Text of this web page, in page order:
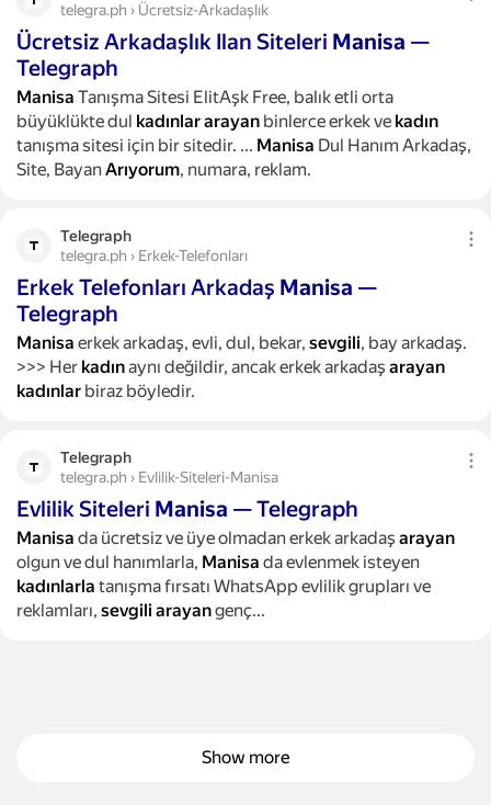
telegra.ph › Ücretsiz-Arkadaşlık
Ücretsiz Arkadaşlık Ilan Siteleri Manisa —
Telegraph
Manisa Tanışma Sitesi ElitAşk Free, balık etli orta
büyüklükte dul kadınlararayan binlerce erkek ve kadın
tanışma sitesi için bir sitedir. ... Manisa Dul Hanım Arkadaş,
Site, BayanArıyorum, numara, reklam.
Telegraph
telegra.ph › Erkek-Telefonları
Erkek Telefonları Arkadaş Manisa —
Telegraph
Manisa erkek arkadaş, evli, dul, bekar, sevgili, bay arkadaş.
>>> Her kadınaynı değildir, ancak erkek arkadaş arayan
kadınlar biraz böyledir.
Telegraph
telegra.ph › Evlilik-Siteleri-Manisa
Evlilik Siteleri Manisa — Telegraph
Manisa da ücretsiz ve üye olmadan erkek arkadaş arayan
olgun ve dul hanımlarla, Manisa da evlenmek isteyen
kadınlarla tanışma fırsatı WhatsApp evlilik grupları ve
reklamları, sevgili arayangenç...
Show more